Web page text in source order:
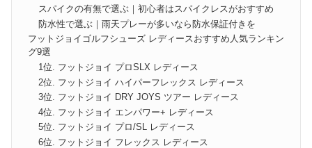
スパイクの有無で選ぶ｜初心者はスパイクレスがおすすめ
防水性で選ぶ｜雨天プレーが多いなら防水保証付きを
フットジョイゴルフシューズ レディースおすすめ人気ランキン
グ9選
1位. フットジョイ プロSLX レディース
2位. フットジョイ ハイパーフレックス レディース
3位. フットジョイ DRY JOYS ツアー レディース
4位. フットジョイ エンパワー+ レディース
5位. フットジョイ プロ/SL レディース
6位. フットジョイ フレックス レディース